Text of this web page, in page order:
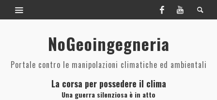
NoGeoingegneria
Portale contro le manipolazioni climatiche ed ambientali
La corsa per possedere il clima
Una guerra silenziosa è in atto